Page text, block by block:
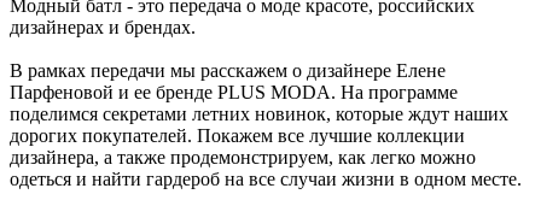
Модный батл - это передача о моде красоте, российских
дизайнерах и брендах.
В рамках передачи мы расскажем о дизайнере Елене
Парфеновой и ее бренде PLUS MODA. На программе
поделимся секретами летних новинок, которые ждут наших
дорогих покупателей. Покажем все лучшие коллекции
дизайнера, а также продемонстрируем, как легко можно
одеться и найти гардероб на все случаи жизни в одном месте.